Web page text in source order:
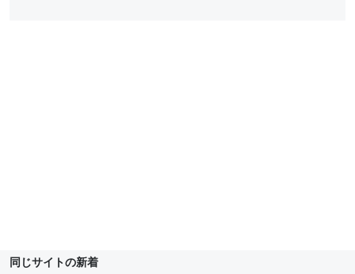
同じサイトの新着